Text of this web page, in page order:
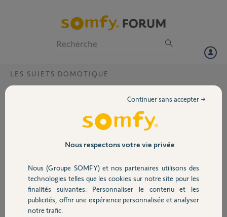
Volet
Sécurité
Domotique
LES SUJETS DOMOTIQUE
Réglage Capteur soleil Sunis Wirefree io
Le réglage du capteur indiqué ci-dessus n'est pas des plus évidents
avec le boitier Tahoma : curseur que l'on fait coulisser. Serait-il
possible de rendre celui-ci beaucoup plus sensible soit avec cette
méthode soit en permettant la saisie manuelle de la valeur désirée ?
Christian C.
Nous respectons votre vie privée
Nous (Groupe SOMFY) et nos partenaires utilisons des
technologies telles que les cookies sur notre site pour les
finalités suivantes: Personnaliser le contenu et les
publicités, offrir une expérience personnalisée et analyser
notre trafic.
Continuer sans accepter →